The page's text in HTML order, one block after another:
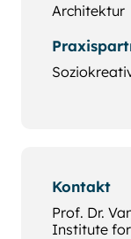
Architektur
Kontakt
Prof. Dr.
Institute